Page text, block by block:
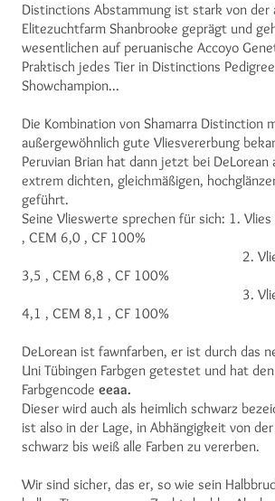
Distinctions Abstammung ist stark von der
Elitezuchtfarm Shanbrooke geprägt und
wesentlichen auf peruanische Accoyo
Praktisch jedes Tier in Distinctions
Showchampion...
Die Kombination von Shamarra Distinction
außergewöhnlich gute Vliesvererbung
Peruvian Brian hat dann jetzt bei DeLorean
extrem dichten, gleichmäßigen,
geführt.
Seine Vlieswerte sprechen für sich: 1.
, CEM 6,0 , CF 100%
2. Vlies 16,0
3,5 , CEM 6,8 , CF 100%
3. Vlies 17,3
4,1 , CEM 8,1 , CF 100%
DeLorean ist fawnfarben, er ist durch das
Uni Tübingen Farbgen getestet und hat
Farbgencode eeaa.
Dieser wird auch als heimlich schwarz
ist also in der Lage, in Abhängigkeit von
schwarz bis weiß alle Farben zu vererben.
Wir sind sicher, das er, so wie sein